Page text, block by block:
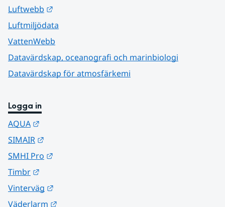
Luftwebb
Luftmiljödata
VattenWebb
Datavärdskap, oceanografi och marinbiologi
Datavärdskap för atmosfärkemi
Logga in
AQUA
SIMAIR
SMHI Pro
Timbr
Vinterväg
Väderlarm